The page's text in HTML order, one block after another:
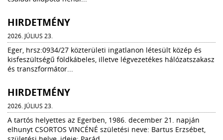
HIRDETMÉNY
2026. JÚLIUS 23.
Eger, hrsz:0934/27 közterületi ingatlanon létesült közép és
kisfeszültségű földkábeles, illetve légvezetékes hálózatszakasz
és transzformátor...
HIRDETMÉNY
2026. JÚLIUS 23.
A tartós helyettes az Egerben, 1986. december 21. napján
elhunyt CSORTOS VINCÉNÉ születési neve: Bartus Erzsébet,